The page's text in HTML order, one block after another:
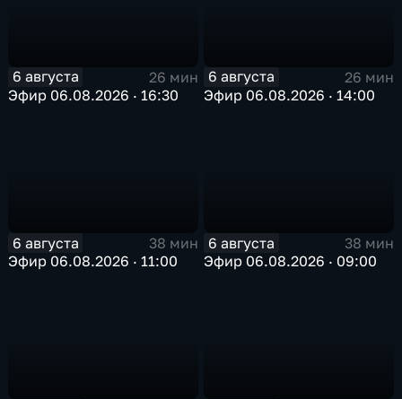
6 августа
26 мин
Эфир 06.08.2026 · 16:30
6 августа
26 мин
Эфир 06.08.2026 · 14:00
6 августа
38 мин
Эфир 06.08.2026 · 11:00
6 августа
38 мин
Эфир 06.08.2026 · 09:00